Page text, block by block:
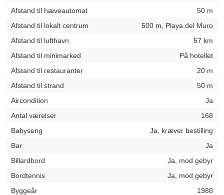
Afstand til hæveautomat
50 m
Afstand til lokalt centrum
500 m, Playa del Muro
Afstand til lufthavn
57 km
Afstand til minimarked
På hotellet
Afstand til restauranter
20 m
Afstand til strand
50 m
Aircondition
Ja
Antal værelser
168
Babyseng
Ja, kræver bestilling
Bar
Ja
Billardbord
Ja, mod gebyr
Bordtennis
Ja, mod gebyr
Byggeår
1988